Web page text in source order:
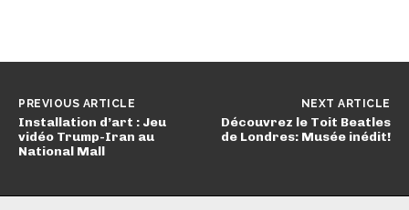
PREVIOUS ARTICLE
Installation d’art : Jeu
vidéo Trump-Iran au
National Mall
NEXT ARTICLE
Découvrez le Toit Beatles
de Londres: Musée inédit!